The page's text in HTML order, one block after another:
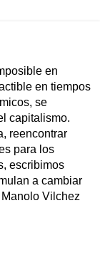
en
en tiempos
se
capitalismo.
reencontrar
para los
escribimos
a cambiar
Vilchez